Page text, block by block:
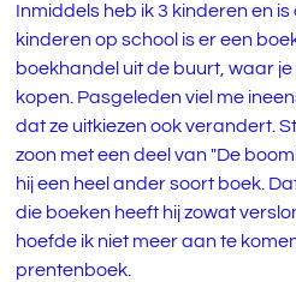
Inmiddels heb ik 3 kinderen en
kinderen op school is er een
boekhandel uit de buurt, waar
kopen. Pasgeleden viel me
dat ze uitkiezen ook verandert.
zoon met een deel van "De
hij een heel ander soort boek.
die boeken heeft hij zowat
hoefde ik niet meer aan te
prentenboek.